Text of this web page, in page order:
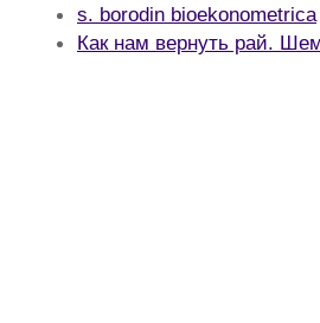
s. borodin bioekonometrica
Как нам вернуть рай.